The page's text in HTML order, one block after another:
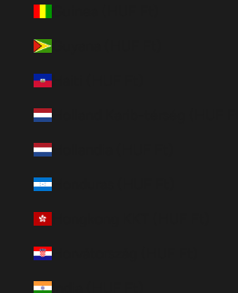
Guyana (HUF Ft)
Haiti (HUF Ft)
Holland Karib-térség (HUF Ft)
Hollandia (HUF Ft)
Honduras (HUF Ft)
Horvátország (HUF Ft)
India (HUF Ft)